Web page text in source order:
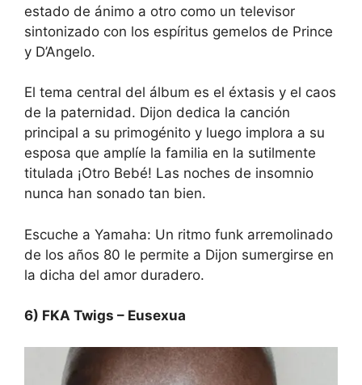
estado de ánimo a otro como un televisor
sintonizado con los espíritus gemelos de Prince
y D’Angelo.
El tema central del álbum es el éxtasis y el caos
de la paternidad. Dijon dedica la canción
principal a su primogénito y luego implora a su
esposa que amplíe la familia en la sutilmente
titulada ¡Otro Bebé! Las noches de insomnio
nunca han sonado tan bien.
Escuche a Yamaha: Un ritmo funk arremolinado
de los años 80 le permite a Dijon sumergirse en
la dicha del amor duradero.
6) FKA Twigs – Eusexua